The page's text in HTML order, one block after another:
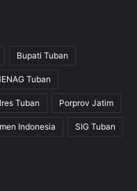
Bupati Tuban
Tuban
Tuban Porprov Jatim
Indonesia SIG Tuban